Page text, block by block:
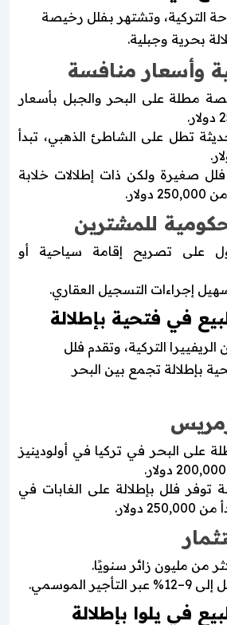
التركية، وتشتهر بـفلل رخيصة
بحرية وجبلية.
وأسعار منافسة
مطلة على البحر والجبل بأسعار
تطل على الشاطئ الذهبي، تبدأ
صغيرة ولكن ذات إطلالات خلابة
للمشترين
على تصريح إقامة سياحية أو
إجراءات التسجيل العقاري.
في فتحية بإطلالة
التركية، وتقدم فلل
بإطلالة تجمع بين البحر
على البحر في تركيا في أولودينيز
توفر فلل بإطلالة على الغابات في
دولار.
من مليون زائر سنويًا.
الموسمي.
في يلوا بإطلالة